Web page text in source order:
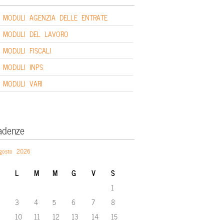
MODULI AGENZIA DELLE ENTRATE
MODULI DEL LAVORO
MODULI FISCALI
MODULI INPS
MODULI VARI
2026
L M M G V S
1
3 4 5 6 7
8
10 11 12 13 14
15